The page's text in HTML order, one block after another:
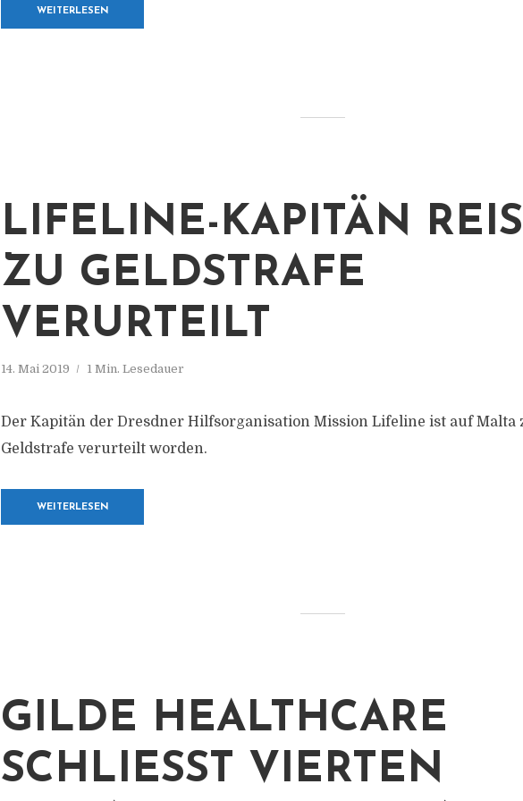
WEITERLESEN
LIFELINE-KAPITÄN
ZU GELDSTRAFE
VERURTEILT
14. Mai 2019 1 Min. Lesedauer
Der Kapitän der Dresdner Hilfsorganisation Mission Lifeline ist auf Malta
Geldstrafe verurteilt worden.
WEITERLESEN
GILDE HEALTHCARE
SCHLIESST VIERTEN P